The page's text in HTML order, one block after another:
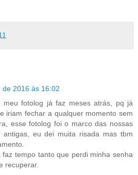
de 2016 às 16:02
meu fotolog já faz meses atrás, pq já
iriam fechar a qualquer momento sem
esse fotolog foi o marco das nossas
antigas, eu dei muita risada mas tbm
faz tempo tanto que perdi minha senha
recuperar.